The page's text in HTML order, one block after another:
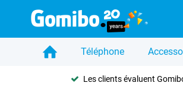
Téléphone
Les clients évaluent